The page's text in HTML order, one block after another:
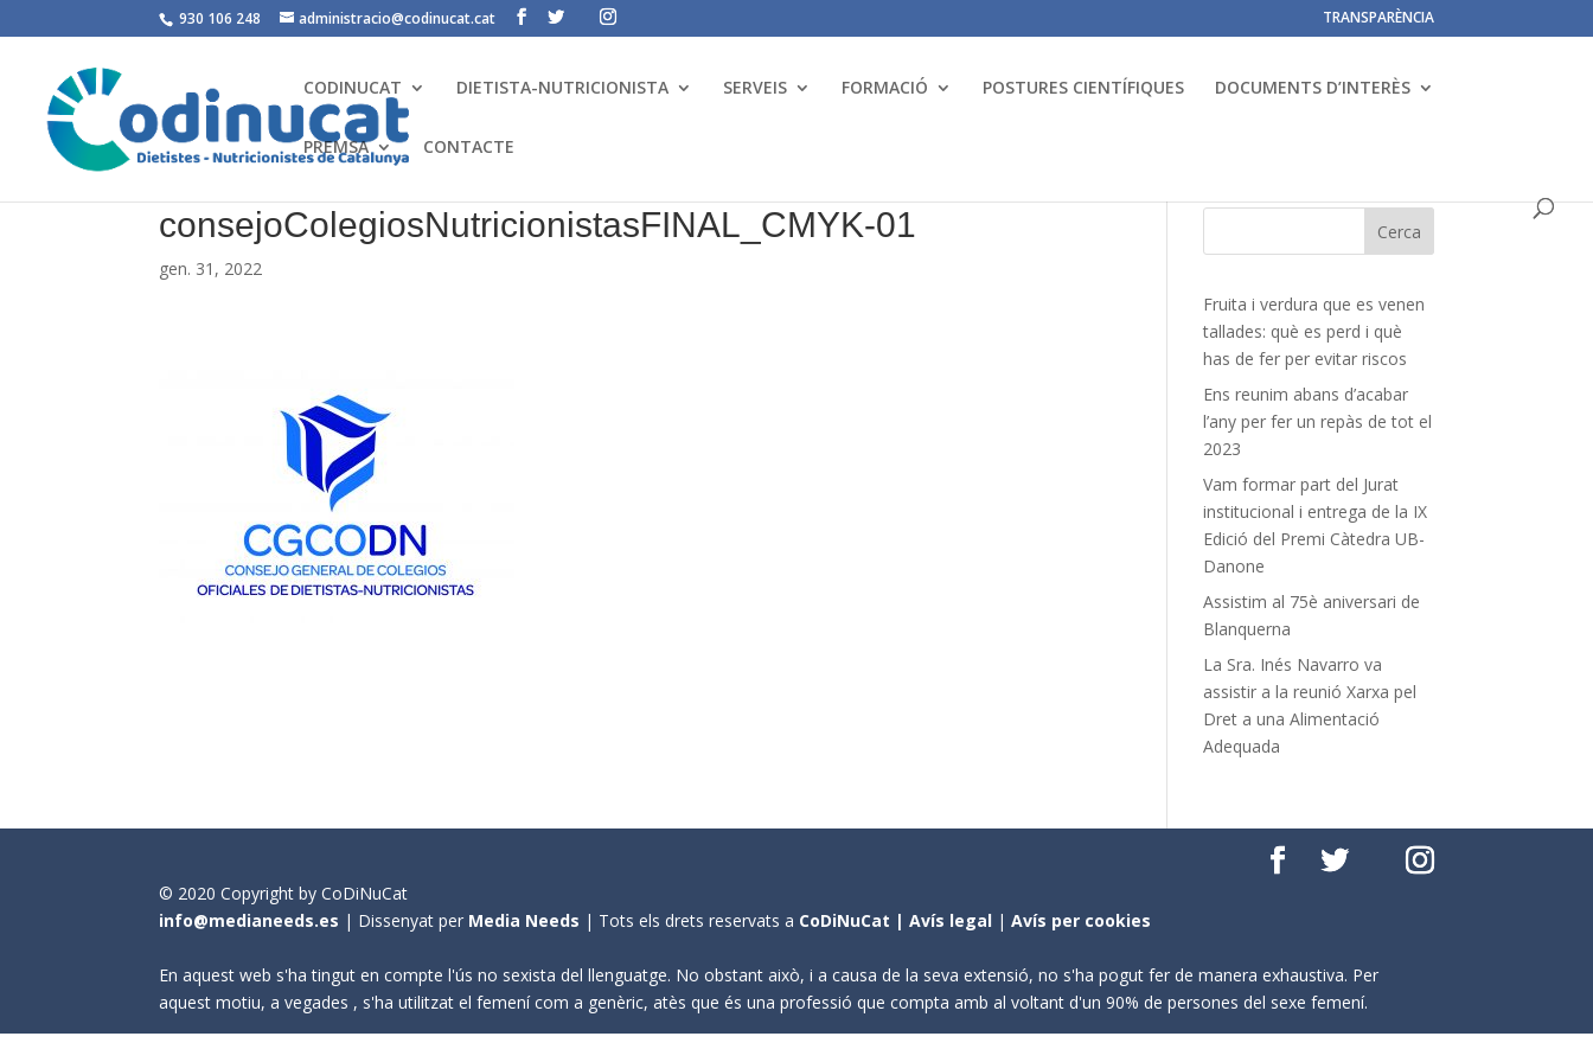
930 106 248 administracio@codinucat.cat TRANSPARÈNCIA
CODINUCAT DIETISTA-NUTRICIONISTA SERVEIS FORMACIÓ POSTURES CIENTÍFIQUES DOCUMENTS D’INTERÈS
PREMSA CONTACTE
consejoColegiosNutricionistasFINAL_CMYK-01
gen. 31, 2022
Fruita i verdura que es venen
tallades: què es perd i què
has de fer per evitar riscos
Ens reunim abans d’acabar
l’any per fer un repàs de tot el
2023
Vam formar part del Jurat
institucional i entrega de la IX
Edició del Premi Càtedra UB-
Danone
Assistim al 75è aniversari de
Blanquerna
La Sra. Inés Navarro va
assistir a la reunió Xarxa pel
Dret a una Alimentació
Adequada
© 2020 Copyright by CoDiNuCat
info@medianeeds.es | Dissenyat per Media Needs | Tots els drets reservats a CoDiNuCat |Avís legal |Avís per cookies
En aquest web s'ha tingut en compte l'ús no sexista del llenguatge. No obstant això, i a causa de la seva extensió, no s'ha pogut fer de manera exhaustiva. Per
aquest motiu, a vegades , s'ha utilitzat el femení com a genèric, atès que és una professió que compta amb al voltant d'un 90% de persones del sexe femení.